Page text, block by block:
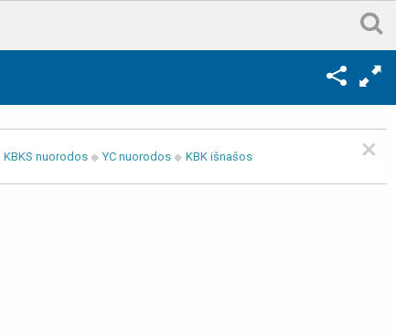
×
KBKS nuorodos YC nuorodos KBK išnašos